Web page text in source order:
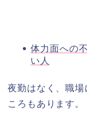
体力面への
い人
夜勤はなく、職場
ころもあります。